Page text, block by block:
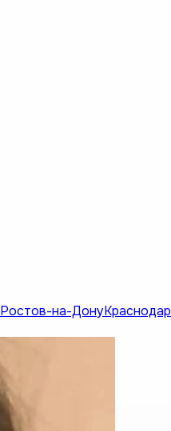
Ростов-на-ДонуКраснодар